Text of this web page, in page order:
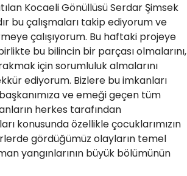
Kocaeli Gönüllüsü Serdar Şimsek
bu çalışmaları takip ediyorum ve
çalışıyorum. Bu haftaki projeye
bu bilincin bir parçası olmalarını,
için sorumluluk almalarını
ediyorum. Bizlere bu imkanları
ve emeği geçen tüm
herkes tarafından
konusunda özellikle çocuklarımızın
gördüğümüz olayların temel
yangınlarının büyük bölümünün